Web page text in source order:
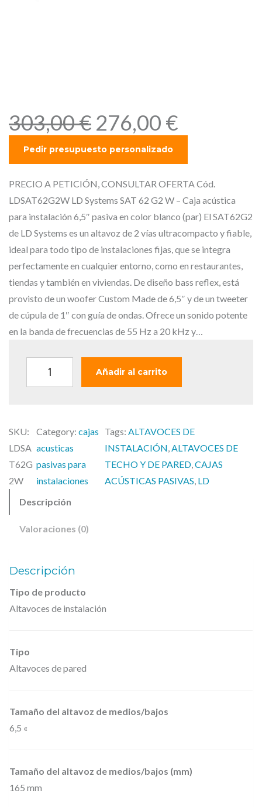
303,00€ E
l
p
r
e
c
i
o
o
r
i
g
i
n
a
l
e
:
3
0
3
276,00 €E
l
r
e
c
i
o
a
c
t
u
a
l
e
:
6
,
0
0
PRECIO A PETICIÓN, CONSULTAR OFERTA Cód.
LDSAT62G2W LD Systems SAT 62 G2 W – Caja acústica
para instalación 6,5″ pasiva en color blanco (par) El SAT62G2
de LD Systems es un altavoz de 2 vías ultracompacto y fiable,
ideal para todo tipo de instalaciones fijas, que se integra
perfectamente en cualquier entorno, como en restaurantes,
tiendas y también en viviendas. De diseño bass reflex, está
provisto de un woofer Custom Made de 6,5″ y de un tweeter
de cúpula de 1″ con guía de ondas. Ofrece un sonido potente
en la banda de frecuencias de 55 Hz a 20 kHz y…
T
6
2
2
W
a
j
a
ú
i
c
p
a
Añadir al carrito
SKU:
LDSA
T62G
2W
Category: cajas
acusticas
pasivas para
instalaciones
Tags: ALTAVOCES DE
INSTALACIÓN, ALTAVOCES DE
TECHO Y DE PARED, CAJAS
ACÚSTICAS PASIVAS, LD
Descripción
Valoraciones (0)
Descripción
Tipo de producto
Altavoces de instalación
Tipo
Altavoces de pared
Tamaño del altavoz de medios/bajos
6,5 «
Tamaño del altavoz de medios/bajos (mm)
165 mm